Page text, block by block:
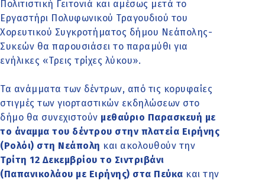
Πολιτιστική Γειτονιά και αμέσως μετά το
Εργαστήρι Πολυφωνικού Τραγουδιού του
Χορευτικού Συγκροτήματος δήμου Νεάπολης-
Συκεών θα παρουσιάσει το παραμύθι για
ενήλικες «Τρεις τρίχες λύκου».
Τα ανάμματα των δέντρων, από τις κορυφαίες
στιγμές των γιορταστικών εκδηλώσεων στο
δήμο θα συνεχιστούν μεθαύριο Παρασκευή με
το άναμμα του δέντρου στην πλατεία Ειρήνης
(Ρολόι) στη Νεάπολη και ακολουθούν την
Τρίτη 12 Δεκεμβρίου το Σιντριβάνι
(Παπανικολάου με Ειρήνης) στα Πεύκα και την